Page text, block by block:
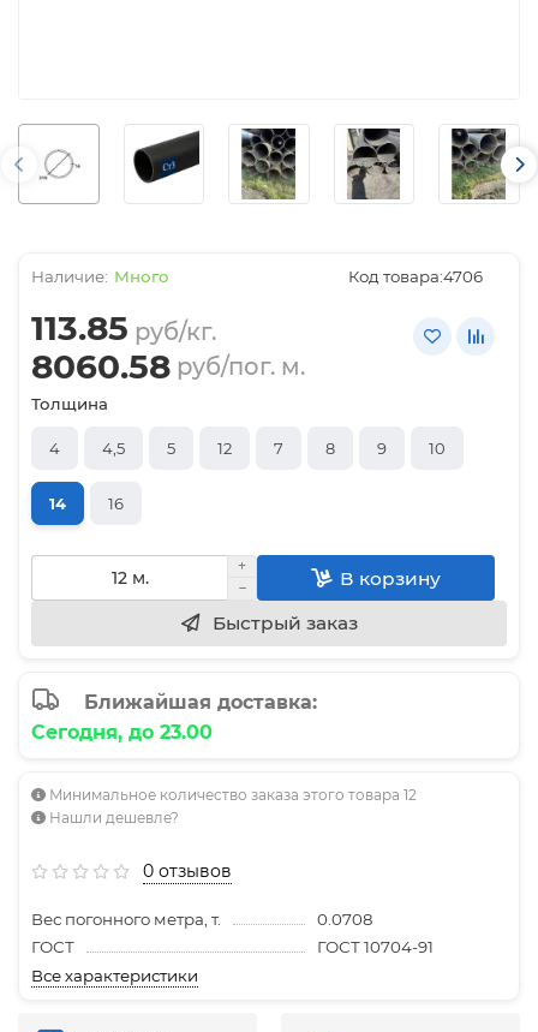
Много Код товара:4706
113.85 руб/кг.
8060.58 руб/пог. м.
Толщина
4 4,5 5 12 7 8 9 10
14 16
В корзину
Быстрый заказ
Ближайшая доставка:
Сегодня, до 23.00
Минимальное количество заказа этого товара 12
Нашли дешевле?
0 отзывов
Вес погонного метра, т.
0.0708
ГОСТ
ГОСТ 10704-91
Все характеристики